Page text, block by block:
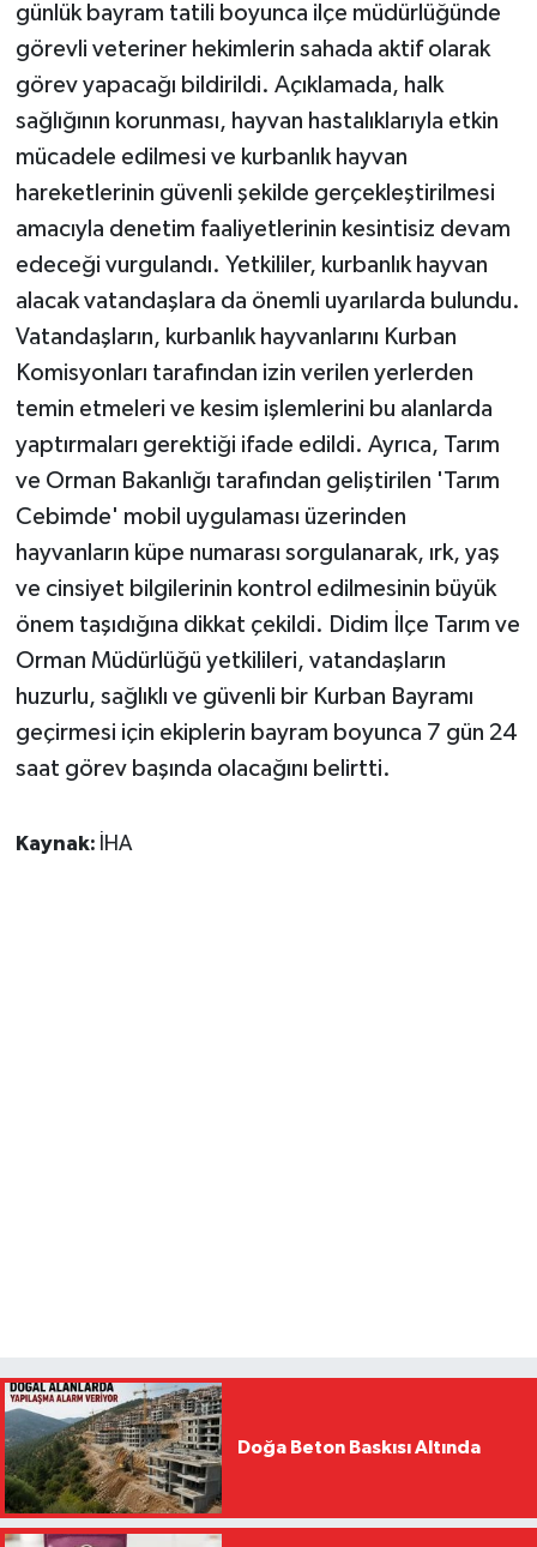
günlük bayram tatili boyunca ilçe müdürlüğünde
görevli veteriner hekimlerin sahada aktif olarak
görev yapacağı bildirildi. Açıklamada, halk
sağlığının korunması, hayvan hastalıklarıyla etkin
mücadele edilmesi ve kurbanlık hayvan
hareketlerinin güvenli şekilde gerçekleştirilmesi
amacıyla denetim faaliyetlerinin kesintisiz devam
edeceği vurgulandı. Yetkililer, kurbanlık hayvan
alacak vatandaşlara da önemli uyarılarda bulundu.
Vatandaşların, kurbanlık hayvanlarını Kurban
Komisyonları tarafından izin verilen yerlerden
temin etmeleri ve kesim işlemlerini bu alanlarda
yaptırmaları gerektiği ifade edildi. Ayrıca, Tarım
ve Orman Bakanlığı tarafından geliştirilen 'Tarım
Cebimde' mobil uygulaması üzerinden
hayvanların küpe numarası sorgulanarak, ırk, yaş
ve cinsiyet bilgilerinin kontrol edilmesinin büyük
önem taşıdığına dikkat çekildi. Didim İlçe Tarım ve
Orman Müdürlüğü yetkilileri, vatandaşların
huzurlu, sağlıklı ve güvenli bir Kurban Bayramı
geçirmesi için ekiplerin bayram boyunca 7 gün 24
saat görev başında olacağını belirtti.
Kaynak: İHA
Doğa Beton Baskısı Altında